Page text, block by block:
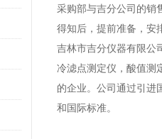
采购部与吉分公司的销
得知后，提前准备，安
吉林市吉分仪器有限公
冷滤点测定仪，酸值测
的企业。公司通过引进
和国际标准。